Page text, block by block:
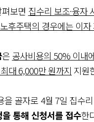
보면 집수리 보조·융자
후주택의 경우에는 이자
은공사비용의 50% 이내
대 6,000만 원까지 지원
을 골자로 4월 7일 집수
통해 신청서를 접수한